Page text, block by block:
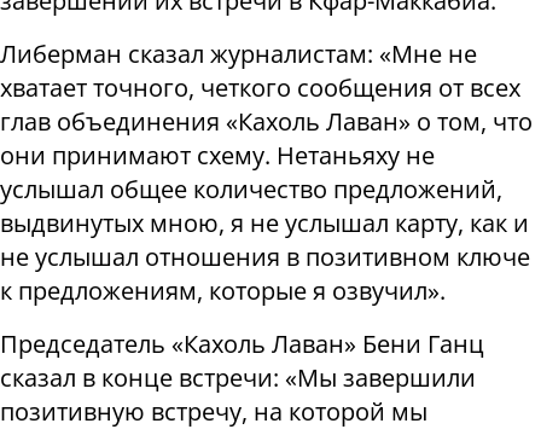
Либерман сказал журналистам: «Мне не
хватает точного, четкого сообщения от всех
глав объединения «Кахоль Лаван» о том, что
они принимают схему. Нетаньяху не
услышал общее количество предложений,
выдвинутых мною, я не услышал карту, как и
не услышал отношения в позитивном ключе
к предложениям, которые я озвучил».
Председатель «Кахоль Лаван» Бени Ганц
сказал в конце встречи: «Мы завершили
позитивную встречу, на которой мы